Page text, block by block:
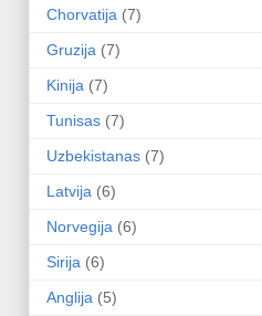
Chorvatija (7)
Gruzija (7)
Kinija (7)
Tunisas (7)
Uzbekistanas (7)
Latvija (6)
Norvegija (6)
Sirija (6)
Anglija (5)